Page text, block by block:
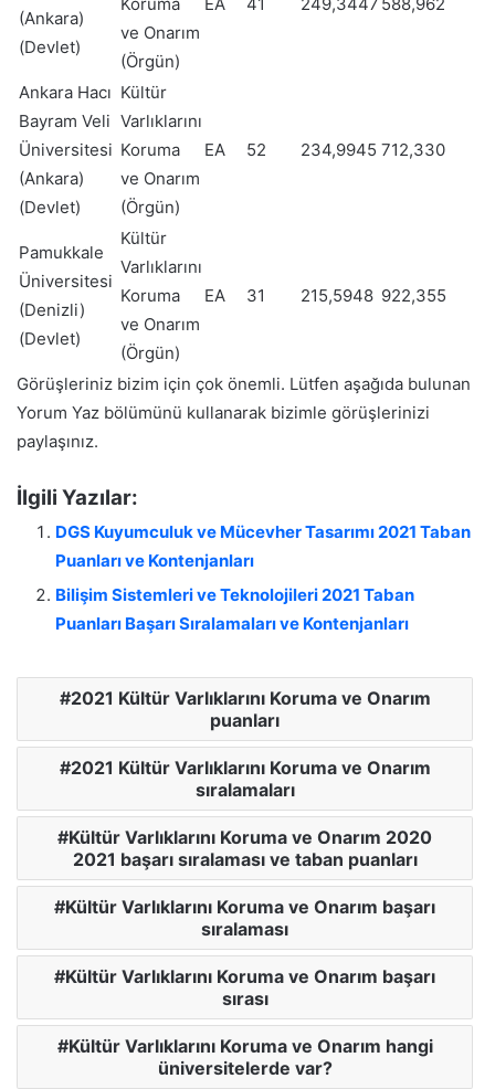
(Ankara)
(Devlet)
ve Onarım
(Örgün)
Ankara Hacı
Bayram Veli
Üniversitesi
(Ankara)
(Devlet)
Kültür
Varlıklarını
Koruma
ve Onarım
(Örgün)
EA 52 234,9945 712,330
Pamukkale
Üniversitesi
(Denizli)
(Devlet)
Kültür
Varlıklarını
Koruma
ve Onarım
(Örgün)
EA 31 215,5948 922,355
Görüşleriniz bizim için çok önemli. Lütfen aşağıda bulunan
Yorum Yaz bölümünü kullanarak bizimle görüşlerinizi
paylaşınız.
İlgili Yazılar:
DGS Kuyumculuk ve Mücevher Tasarımı 2021 Taban
Puanları ve Kontenjanları
Bilişim Sistemleri ve Teknolojileri 2021 Taban
Puanları Başarı Sıralamaları ve Kontenjanları
2021 Kültür Varlıklarını Koruma ve Onarım
puanları
2021 Kültür Varlıklarını Koruma ve Onarım
sıralamaları
Kültür Varlıklarını Koruma ve Onarım 2020
2021 başarı sıralaması ve taban puanları
Kültür Varlıklarını Koruma ve Onarım başarı
sıralaması
Kültür Varlıklarını Koruma ve Onarım başarı
sırası
Kültür Varlıklarını Koruma ve Onarım hangi
üniversitelerde var?